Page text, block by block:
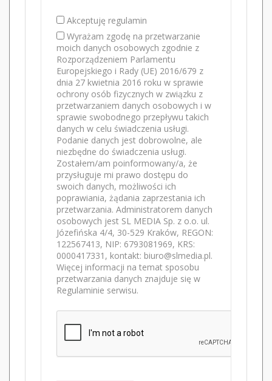
Akceptuję regulamin
Wyrażam zgodę na przetwarzanie
moich danych osobowych zgodnie z
Rozporządzeniem Parlamentu
Europejskiego i Rady (UE) 2016/679 z
dnia 27 kwietnia 2016 roku w sprawie
ochrony osób fizycznych w związku z
przetwarzaniem danych osobowych i w
sprawie swobodnego przepływu takich
danych w celu świadczenia usługi.
Podanie danych jest dobrowolne, ale
niezbędne do świadczenia usługi.
Zostałem/am poinformowany/a, że
przysługuje mi prawo dostępu do
swoich danych, możliwości ich
poprawiania, żądania zaprzestania ich
przetwarzania. Administratorem danych
osobowych jest SL MEDIA Sp. z o.o. ul.
Józefińska 4/4, 30-529 Kraków, REGON:
122567413, NIP: 6793081969, KRS:
0000417331, kontakt: biuro@slmedia.pl.
Więcej informacji na temat sposobu
przetwarzania danych znajduje się w
Regulaminie serwisu.